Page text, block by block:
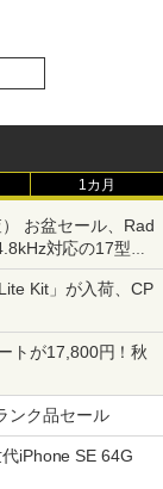
1カ月
お盆セール、Rad
対応の17型モ
Kit」が入荷、CP
トが17,800円！秋
ンク品セール
iPhone SE 64G